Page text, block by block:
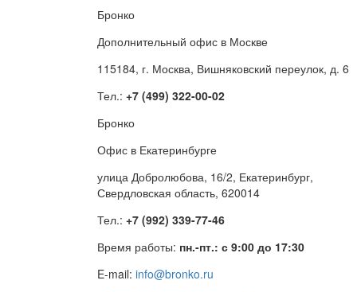
Бронко
Дополнительный офис в Москве
115184, г. Москва, Вишняковский переулок, д. 6
Тел.: +7 (499) 322-00-02
Бронко
Офис в Екатеринбурге
улица Добролюбова, 16/2, Екатеринбург,
Свердловская область, 620014
Тел.: +7 (992) 339-77-46
Время работы: пн.-пт.: с 9:00 до 17:30
E-mail: info@bronko.ru